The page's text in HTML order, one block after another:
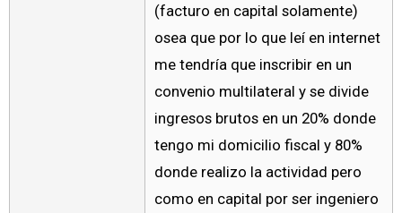
(facturo en capital solamente)
osea que por lo que leí en internet
me tendría que inscribir en un
convenio multilateral y se divide
ingresos brutos en un 20% donde
tengo mi domicilio fiscal y 80%
donde realizo la actividad pero
como en capital por ser ingeniero